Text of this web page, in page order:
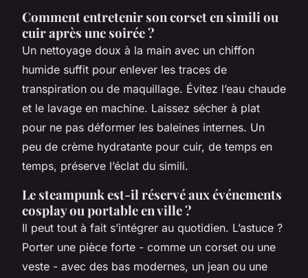
Comment entretenir son corset en simili ou
cuir après une soirée ?
Un nettoyage doux à la main avec un chiffon
humide suffit pour enlever les traces de
transpiration ou de maquillage. Évitez l’eau chaude
et le lavage en machine. Laissez sécher à plat
pour ne pas déformer les baleines internes. Un
peu de crème hydratante pour cuir, de temps en
temps, préserve l’éclat du simili.
Le steampunk est-il réservé aux événements
cosplay ou portable en ville ?
Il peut tout à fait s’intégrer au quotidien. L’astuce ?
Porter une pièce forte - comme un corset ou une
veste - avec des bas modernes, un jean ou une